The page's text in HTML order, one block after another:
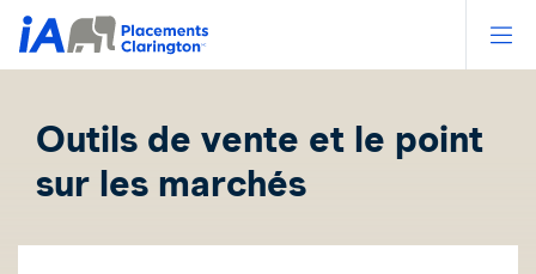
Outils de vente et le point
sur les marchés